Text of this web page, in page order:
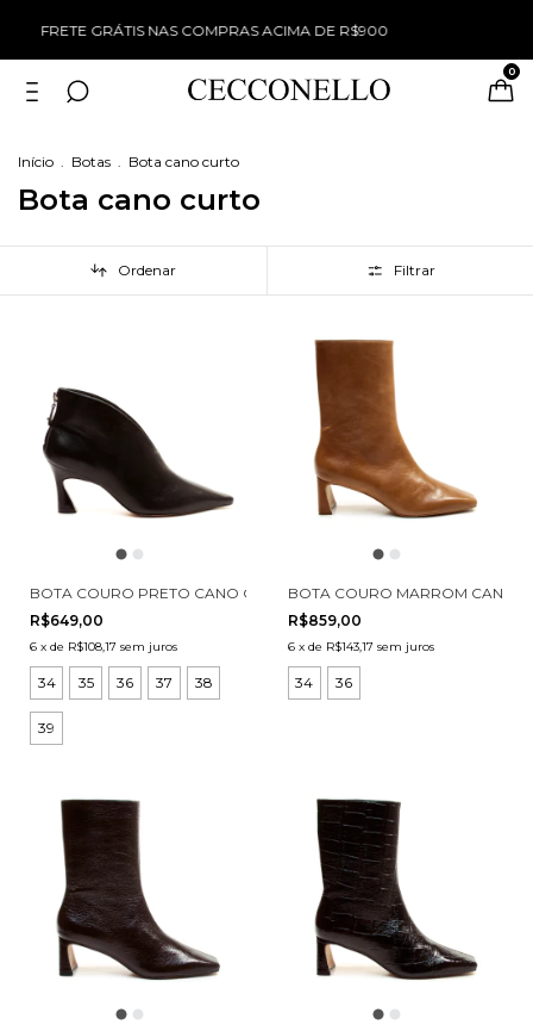
WINTER SALE TUDO COM 50% OFF
0
Início . Botas . Bota cano curto
Bota cano curto
Ordenar Filtrar
BOTA COURO PRETO CANO CURTO CECCONELLO 2642001-1
R$649,00
6 x de R$108,17 sem juros
34 35 36 37 38
39
BOTA COURO MARROM CANO
R$859,00
6 x de R$143,17 sem juros
34 36